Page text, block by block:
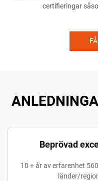
certifieringar
Beprövad
10 + år av erfarenhet
länder/